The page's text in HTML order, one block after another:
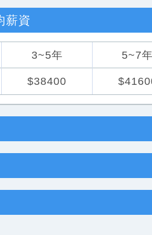
薪資
3~5年 5~7年
$38400